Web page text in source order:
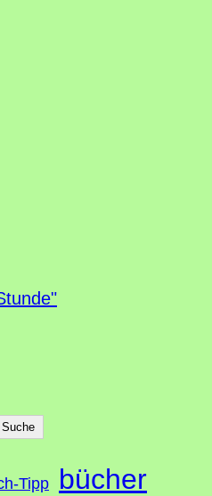
Suche
Tipp bücher